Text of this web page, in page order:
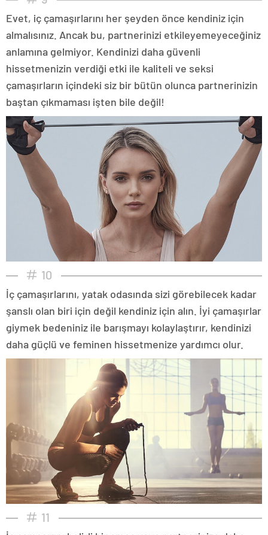
Evet, iç çamaşırlarını her şeyden önce kendiniz için
almalısınız. Ancak bu, partnerinizi etkileyemeyeceğiniz
anlamına gelmiyor. Kendinizi daha güvenli
hissetmenizin verdiği etki ile kaliteli ve seksi
çamaşırların içindeki siz bir bütün olunca partnerinizin
baştan çıkmaması işten bile değil!
10
İç çamaşırlarını, yatak odasında sizi görebilecek kadar
şanslı olan biri için değil kendiniz için alın. İyi çamaşırlar
giymek bedeniniz ile barışmayı kolaylaştırır, kendinizi
daha güçlü ve feminen hissetmenize yardımcı olur.
11